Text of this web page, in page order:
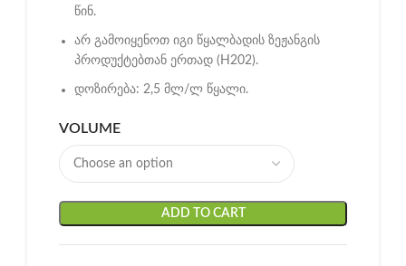
წინ.
არ გამოიყენოთ იგი წყალბადის ზეჟანგის
პროდუქტებთან ერთად (H202).
დოზირება: 2,5 მლ/ლ წყალი.
VOLUME
ADD TO CART